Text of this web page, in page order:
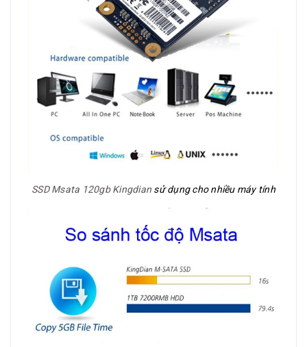
SSD Msata 120gb Kingdian sử dụng cho nhiều máy tính